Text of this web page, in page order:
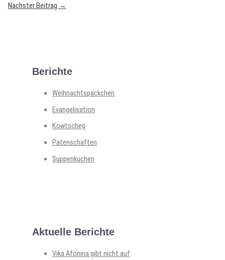
Nächster Beitrag →
Berichte
Weihnachtspäckchen
Evangelisation
Kowtscheg
Patenschaften
Suppenküchen
Aktuelle Berichte
Vika Afonina gibt nicht auf